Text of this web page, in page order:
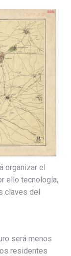
organizar el
ello tecnología,
claves del
será menos
residentes